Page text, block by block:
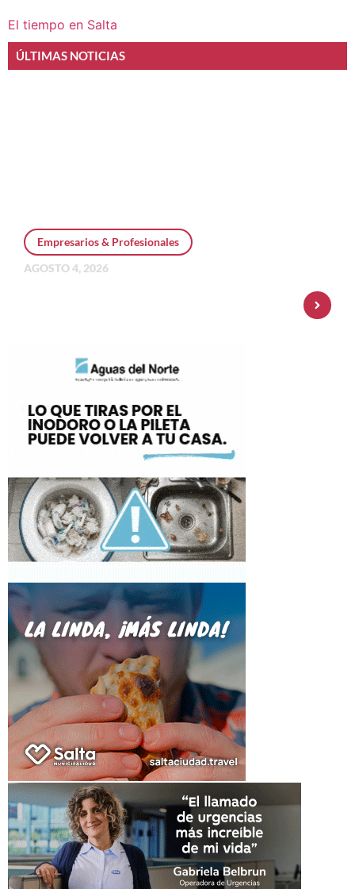
El tiempo en Salta
ÚLTIMAS NOTICIAS
Empresarios & Profesionales
AGOSTO 4, 2026